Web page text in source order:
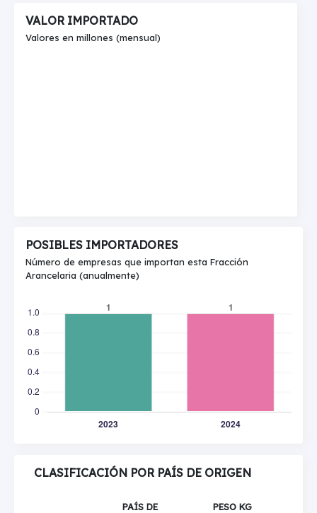
VALOR IMPORTADO
Valores en millones (mensual)
POSIBLES IMPORTADORES
Número de empresas que importan esta Fracción
Arancelaria (anualmente)
CLASIFICACIÓN POR PAÍS DE ORIGEN
PAÍS DE
PESO KG